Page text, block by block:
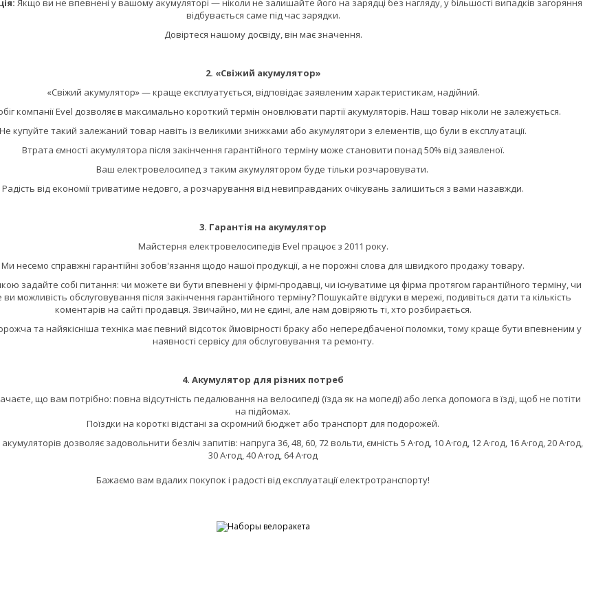
Якщо ви не впевнені у вашому акумуляторі — ніколи не залишайте його на зарядці без нагляду, у більшості випадків загоряння
відбувається саме під час зарядки.
Довіртеся нашому досвіду, він має значення.
2. «Свіжий акумулятор»
«Свіжий акумулятор» — краще експлуатується, відповідає заявленим характеристикам, надійний.
компанії Evel дозволяє в максимально короткий термін оновлювати партії акумуляторів. Наш товар ніколи не залежується.
Не купуйте такий залежаний товар навіть із великими знижками або акумулятори з елементів, що були в експлуатації.
Втрата ємності акумулятора після закінчення гарантійного терміну може становити понад 50% від заявленої.
Ваш електровелосипед з таким акумулятором буде тільки розчаровувати.
Радість від економії триватиме недовго, а розчарування від невиправданих очікувань залишиться з вами назавжди.
3. Гарантія на акумулятор
Майстерня електровелосипедів Evel працює з 2011 року.
Ми несемо справжні гарантійні зобов'язання щодо нашої продукції, а не порожні слова для швидкого продажу товару.
задайте собі питання: чи можете ви бути впевнені у фірмі-продавці, чи існуватиме ця фірма протягом гарантійного терміну, чи
можливість обслуговування після закінчення гарантійного терміну? Пошукайте відгуки в мережі, подивіться дати та кількість
коментарів на сайті продавця. Звичайно, ми не єдині, але нам довіряють ті, хто розбирається.
та найякісніша техніка має певний відсоток ймовірності браку або непередбаченої поломки, тому краще бути впевненим у
наявності сервісу для обслуговування та ремонту.
4. Акумулятор для різних потреб
що вам потрібно: повна відсутність педалювання на велосипеді (їзда як на мопеді) або легка допомога в їзді, щоб не потіти
на підйомах.
Поїздки на короткі відстані за скромний бюджет або транспорт для подорожей.
дозволяє задовольнити безліч запитів: напруга 36, 48, 60, 72 вольти, ємність 5 А·год, 10 А·год, 12 А·год, 16 А·год, 20 А·год,
30 А·год, 40 А·год, 64 А·год
Бажаємо вам вдалих покупок і радості від експлуатації електротранспорту!